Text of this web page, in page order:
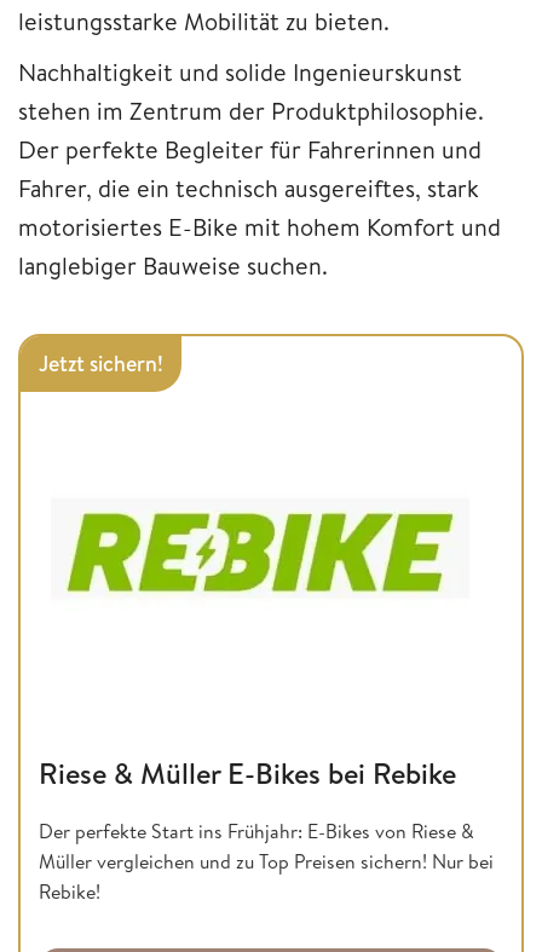
leistungsstarke Mobilität zu bieten.
Nachhaltigkeit und solide Ingenieurskunst
stehen im Zentrum der Produktphilosophie.
Der perfekte Begleiter für Fahrerinnen und
Fahrer, die ein technisch ausgereiftes, stark
motorisiertes E-Bike mit hohem Komfort und
langlebiger Bauweise suchen.
Jetzt sichern!
Riese & Müller E-Bikes bei Rebike
Der perfekte Start ins Frühjahr: E-Bikes von Riese &
Müller vergleichen und zu Top Preisen sichern! Nur bei
Rebike!